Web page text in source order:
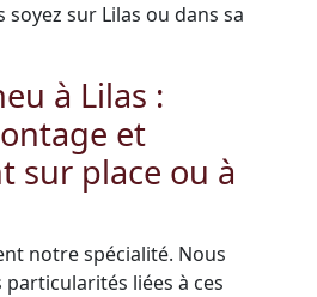
sur Lilas ou dans sa
à Lilas :
et
sur place ou à
notre spécialité. Nous
liées à ces